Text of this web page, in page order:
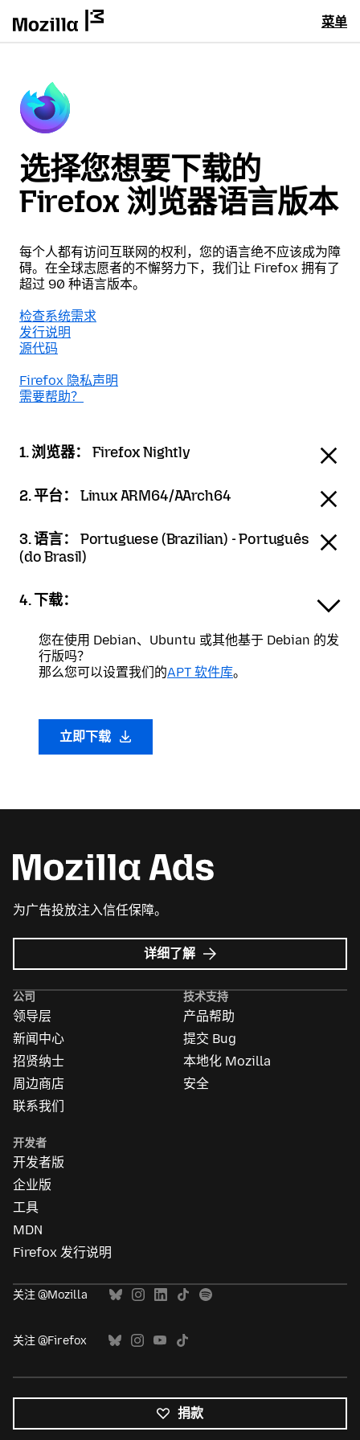
菜单
选择您想要下载的
Firefox 浏览器语言版本
每个人都有访问互联网的权利，您的语言绝不应该成为障
碍。在全球志愿者的不懈努力下，我们让 Firefox 拥有了
超过 90 种语言版本。
检查系统需求
发行说明
源代码
Firefox 隐私声明
需要帮助？
1. 浏览器： Firefox Nightly
2. 平台： Linux ARM64/AArch64
3. 语言： Portuguese (Brazilian) - Português
(do Brasil)
4. 下载：
您在使用 Debian、Ubuntu 或其他基于 Debian 的发
行版吗？
那么您可以设置我们的APT 软件库。
立即下载
为广告投放注入信任保障。
详细了解 Mozilla
广
公司
领导层
新闻中心
招贤纳士
周边商店
联系我们
技术支持
产品帮助
提交 Bug
本地化 Mozilla
安全
开发者
开发者版
企业版
工具
MDN
Firefox 发行说明
关注 @Mozilla
关注 @Firefox
捐款